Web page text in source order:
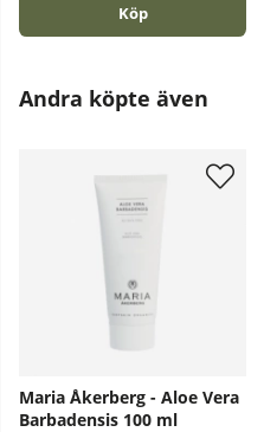
Köp
Andra köpte även
Maria Åkerberg - Aloe Vera
Barbadensis 100 ml